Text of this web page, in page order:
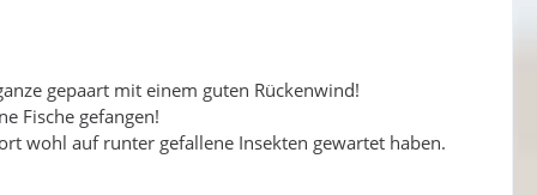
gepaart mit einem guten Rückenwind!
Fische gefangen!
wohl auf runter gefallene Insekten gewartet haben.